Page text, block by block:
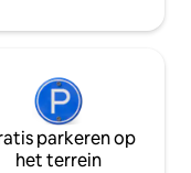
parkeren op
het terrein